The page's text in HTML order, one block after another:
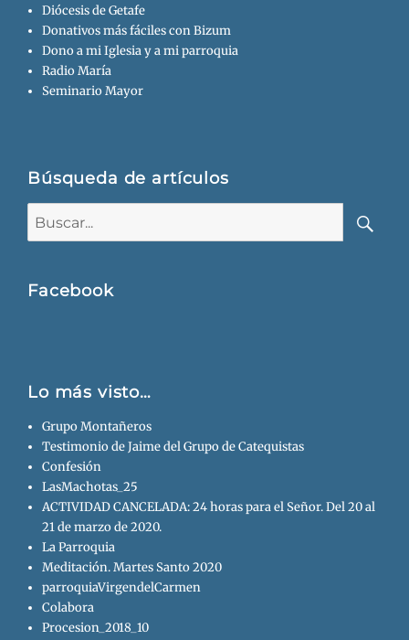
Diócesis de Getafe
Donativos más fáciles con Bizum
Dono a mi Iglesia y a mi parroquia
Radio María
Seminario Mayor
Búsqueda de artículos
Facebook
Lo más visto…
Grupo Montañeros
Testimonio de Jaime del Grupo de Catequistas
Confesión
LasMachotas_25
ACTIVIDAD CANCELADA: 24 horas para el Señor. Del 20 al
21 de marzo de 2020.
La Parroquia
Meditación. Martes Santo 2020
parroquiaVirgendelCarmen
Colabora
Procesion_2018_10